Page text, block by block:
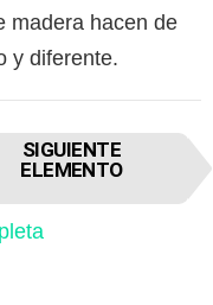
madera hacen de
y diferente.
SIGUIENTE
ELEMENTO